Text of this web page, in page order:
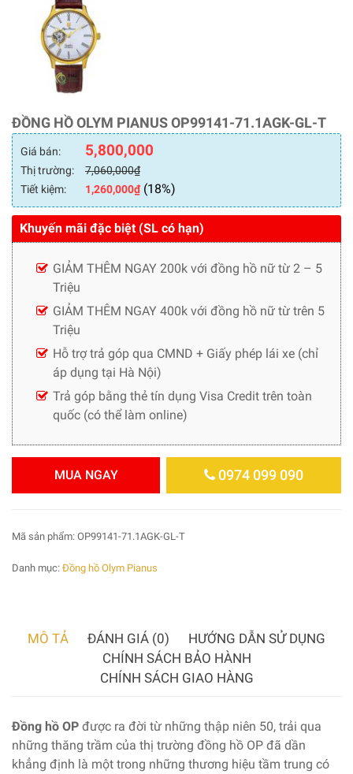
ĐỒNG HỒ OLYM PIANUS OP99141-71.1AGK-GL-T
Giá bán: 5,800,000
Thị trường: 7,060,000₫
Tiết kiệm:
1,260,000₫(18%)
Khuyến mãi đặc biệt (SL có hạn)
GIẢM THÊM NGAY 200k với đồng hồ nữ từ 2 – 5
Triệu
GIẢM THÊM NGAY 400k với đồng hồ nữ từ trên 5
Triệu
Hỗ trợ trả góp qua CMND + Giấy phép lái xe (chỉ
áp dụng tại Hà Nội)
Trả góp bằng thẻ tín dụng Visa Credit trên toàn
quốc (có thể làm online)
MUA NGAY 0974 099 090
Mã sản phẩm: OP99141-71.1AGK-GL-T
Danh mục: Đồng hồ Olym Pianus
MÔ TẢ ĐÁNH GIÁ (0)
HƯỚNG DẪN SỬ DỤNG
CHÍNH SÁCH BẢO HÀNH
CHÍNH SÁCH GIAO HÀNG
Đồng hồ OP được ra đời từ những thập niên 50, trải qua
những thăng trầm của thị trường đồng hồ OP đã dần
khẳng định là một trong những thương hiệu tầm trung có